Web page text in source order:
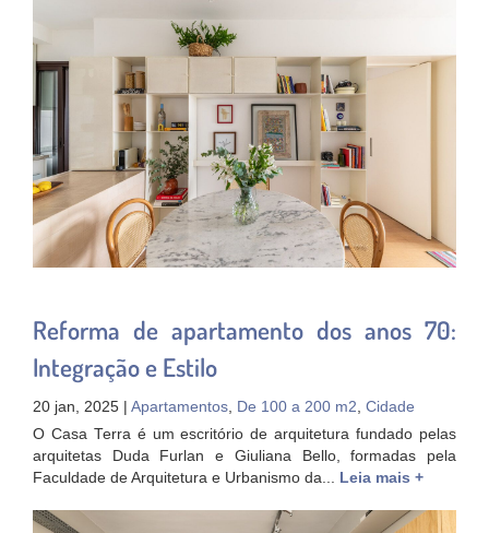
Reforma de apartamento dos anos 70:
Integração e Estilo
20 jan, 2025 | Apartamentos De 100 a 200 m2 Cidade
O Casa Terra é um escritório de arquitetura fundado pelas
arquitetas Duda Furlan e Giuliana Bello, formadas pela
Faculdade de Arquitetura e Urbanismo da...
Leia mais +